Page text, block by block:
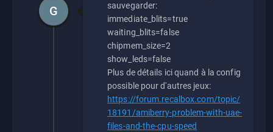
sauvegarder:
immediate_blits=true
waiting_blits=false
chipmem_size=2
show_leds=false
Plus de détails ici quand à la config
possible pour d'autres jeux:
https://forum.recalbox.com/topic/
18191/amiberry-problem-with-uae-
files-and-the-cpu-speed
G